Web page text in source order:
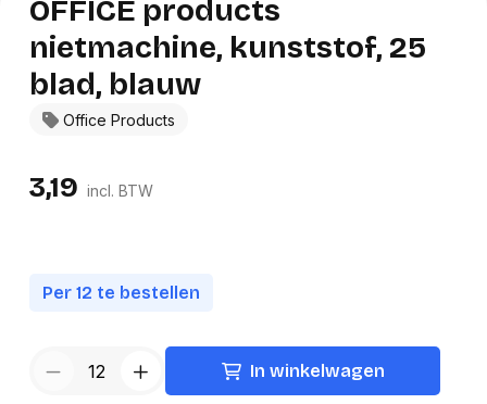
Office Products
OFFICE products
nietmachine, kunststof, 25
blad, blauw
3,19 incl. BTW
Per 12 te bestellen
In winkelwagen